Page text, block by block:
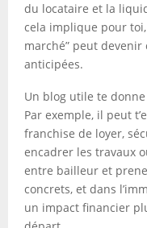
du locataire et la
cela implique pour toi,
marché” peut
anticipées.
Un blog utile te
Par exemple, il peut
franchise de loyer,
encadrer les travaux
entre bailleur et
concrets, et dans
un impact financier